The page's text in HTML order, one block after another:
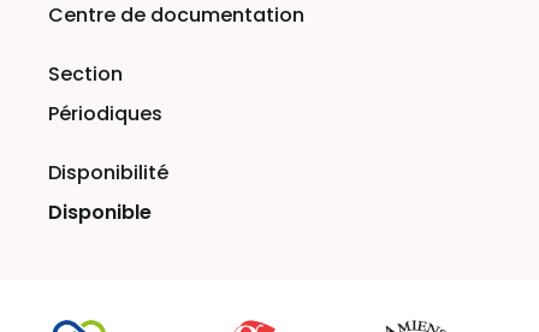
Centre de documentation
Périodiques
Disponible